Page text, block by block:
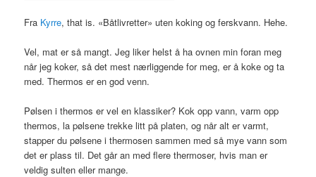
Fra Kyrre, that is. «Båtlivretter» uten koking og ferskvann. Hehe.
Vel, mat er så mangt. Jeg liker helst å ha ovnen min foran meg
når jeg koker, så det mest nærliggende for meg, er å koke og ta
med. Thermos er en god venn.
Pølsen i thermos er vel en klassiker? Kok opp vann, varm opp
thermos, la pølsene trekke litt på platen, og når alt er varmt,
stapper du pølsene i thermosen sammen med så mye vann som
det er plass til. Det går an med flere thermoser, hvis man er
veldig sulten eller mange.